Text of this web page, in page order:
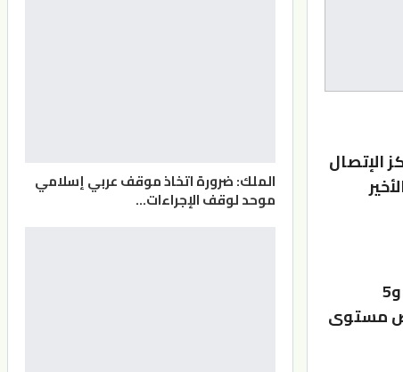
الإتصال
الأخير
وبين العميد الدويري، السبت، أنه جرى التعامل مع 16 حالة إسعاف، و5
مستوى
الملك: ضرورة اتخاذ موقف عربي إسلامي
موحد لوقف الإجراءات…